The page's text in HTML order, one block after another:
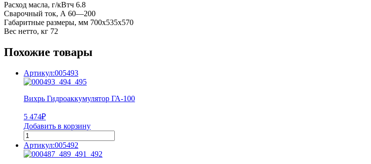
Расход масла, г/кВтч 6.8
Сварочный ток, А 60—200
Габаритные размеры, мм 700х535х570
Вес нетто, кг 72
Похожие товары
Артикул:005493
Вихрь Гидроаккумулятор ГА-100
5 474₽
Добавить в корзину
Артикул:005492